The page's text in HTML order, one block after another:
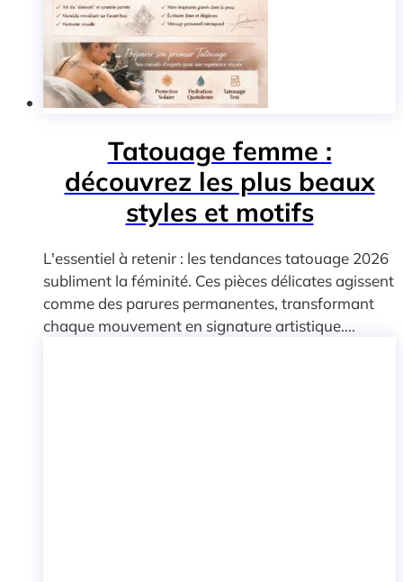
Tatouage femme :
découvrez les plus beaux
styles et motifs
L'essentiel à retenir : les tendances tatouage 2026
subliment la féminité. Ces pièces délicates agissent
comme des parures permanentes, transformant
chaque mouvement en signature artistique....